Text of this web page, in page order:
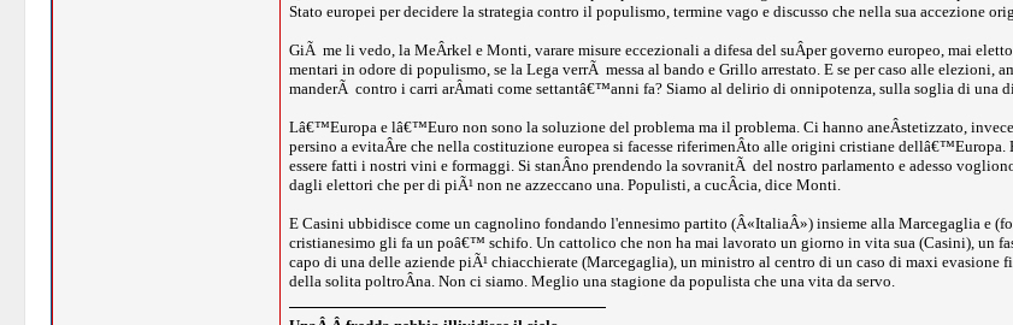
Stato europei per decidere la strategia contro il populismo, termine vago e discusso che nella sua accezione
GiÃ me li vedo, la MeÂ­rkel e Monti, varare misure eccezionali a difesa del suÂ­per governo europeo, mai
mentari in odore di populismo, se la Lega verrÃ messa al bando e Grillo arrestato. E se per caso alle elezioni,
manderÃ contro i carri arÂ­mati come settantâ€™anni fa? Siamo al delirio di onnipotenza, sulla soglia di una
Lâ€™Europa e lâ€™Euro non sono la soluzione del problema ma il problema. Ci hanno aneÂ­stetizzato,
persino a evitaÂ­re che nella costituzione europea si facesse riferimenÂ­to alle origini cristiane
essere fatti i nostri vini e formaggi. Si stanÂ­no prendendo la sovranitÃ del nostro parlamento e adesso
dagli elettori che per di piÃ¹ non ne azzeccano una. Populisti, a cucÂ­cia, dice Monti.
E Casini ubbidisce come un cagnolino fondando l'ennesimo partito (Â«ItaliaÂ») insieme alla Marcegaglia e
cristianesimo gli fa un poâ€™ schifo. Un cattolico che non ha mai lavorato un giorno in vita sua (Casini), un
capo di una delle aziende piÃ¹ chiacchierate (Marcegaglia), un ministro al centro di un caso di maxi
della solita poltroÂ­na. Non ci siamo. Meglio una stagione da populista che una vita da servo.